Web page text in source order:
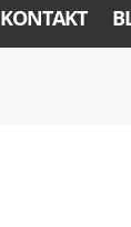
KONTAKT